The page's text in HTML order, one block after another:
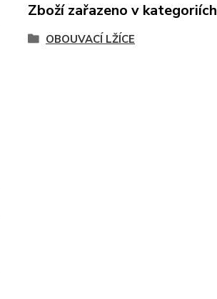
Zboží zařazeno v kategoriích
OBOUVACÍ LŽÍCE